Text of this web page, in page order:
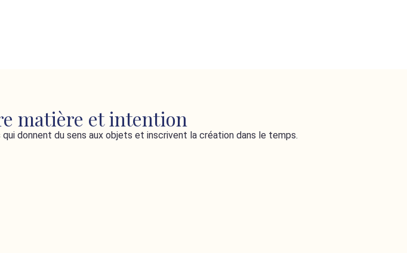
matière et intention
donnent du sens aux objets et inscrivent la création dans le temps.